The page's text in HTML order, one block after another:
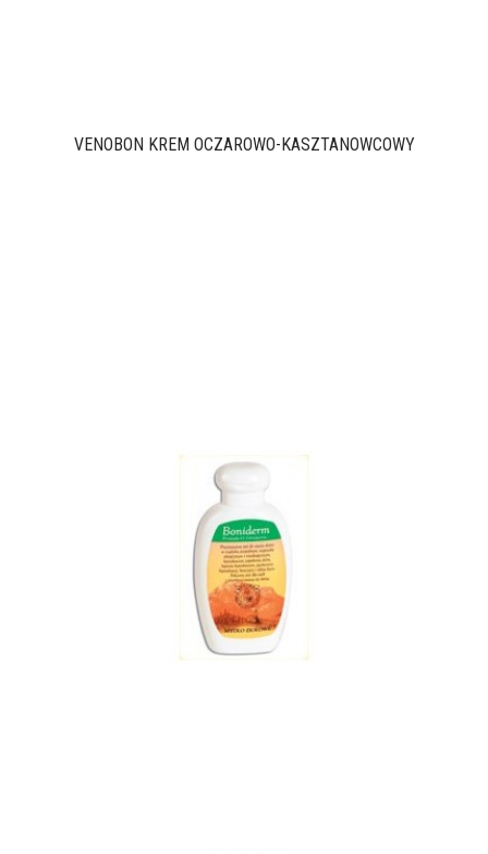
VENOBON KREM OCZAROWO-KASZTANOWCOWY